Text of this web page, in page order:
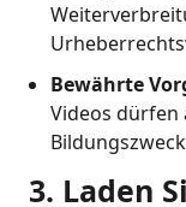
Bewährte
Videos
3. Laden